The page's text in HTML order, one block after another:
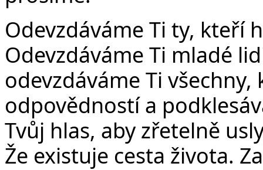
Odevzdáváme Ti ty, kteří
Odevzdáváme Ti mladé
odevzdáváme Ti
odpovědností a
Tvůj hlas, aby zřetelně
Že existuje cesta života.